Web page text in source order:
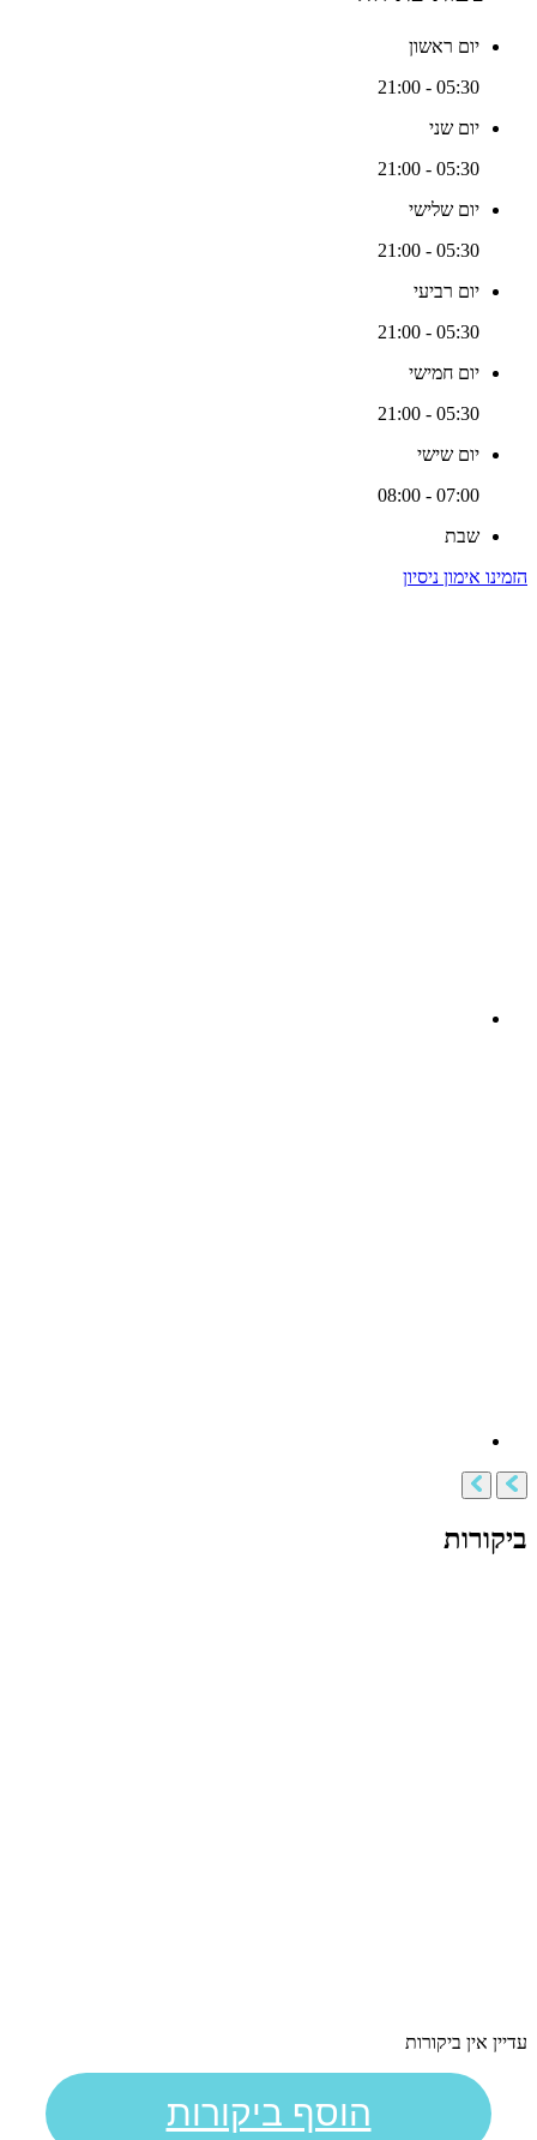
יום ראשון
05:30 - 21:00
יום שני
05:30 - 21:00
יום שלישי
05:30 - 21:00
יום רביעי
05:30 - 21:00
יום חמישי
05:30 - 21:00
יום שישי
07:00 - 08:00
שבת
הזמינו אימון ניסיון
ביקורות
עדיין אין ביקורות
הוסף ביקורות